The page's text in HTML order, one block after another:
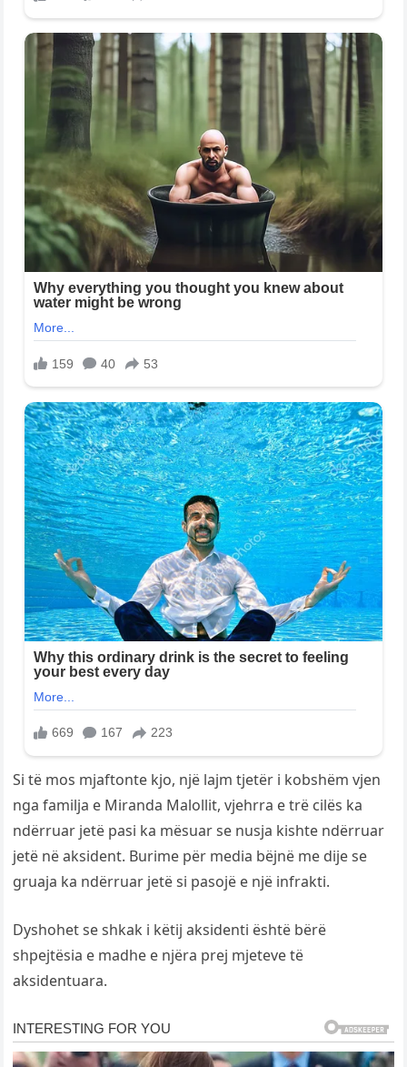
Si të mos mjaftonte kjo, një lajm tjetër i kobshëm vjen
nga familja e Miranda Malollit, vjehrra e trë cilës ka
ndërruar jetë pasi ka mësuar se nusja kishte ndërruar
jetë në aksident. Burime për media bëjnë me dije se
gruaja ka ndërruar jetë si pasojë e një infrakti.
Dyshohet se shkak i këtij aksidenti është bërë
shpejtësia e madhe e njëra prej mjeteve të
aksidentuara.